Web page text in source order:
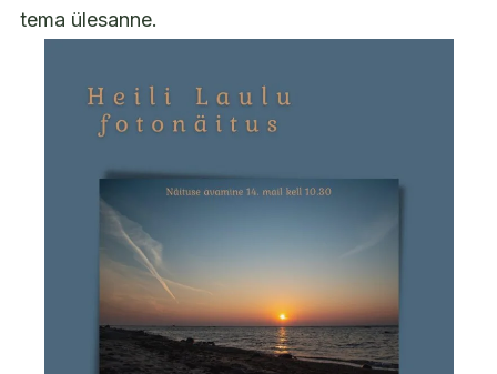
tema ülesanne.